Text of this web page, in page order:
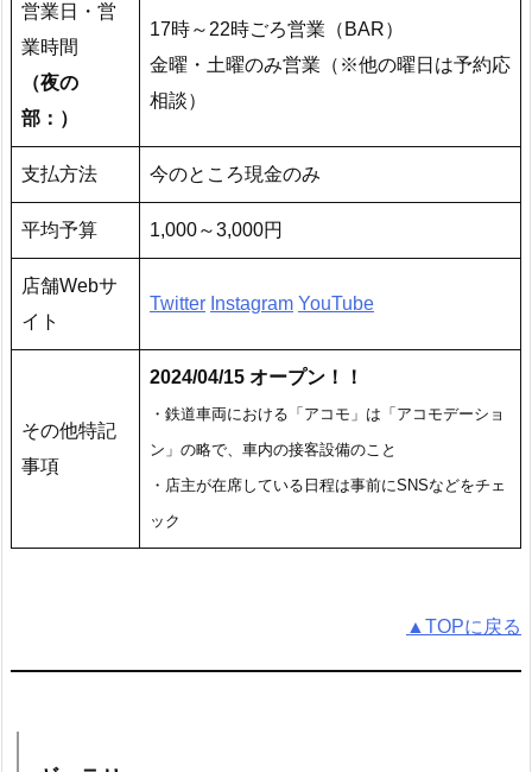
営業日・営
業時間
（夜の
部：）
17時～22時ごろ営業（BAR）
金曜・土曜のみ営業（※他の曜日は予約応
相談）
支払方法 今のところ現金のみ
平均予算 1,000～3,000円
店舗Webサ
イト
Twitter Instagram YouTube
その他特記
事項
2024/04/15 オープン！！
・鉄道車両における「アコモ」は「アコモデーショ
ン」の略で、車内の接客設備のこと
・店主が在席している日程は事前にSNSなどをチェ
ック
▲TOPに戻る